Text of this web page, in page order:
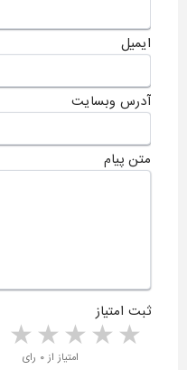
ایمیل
آدرس وبسایت
متن پیام
ثبت امتیاز
4 stars 3 stars 2 stars 1 star امتیاز از ۰ رای